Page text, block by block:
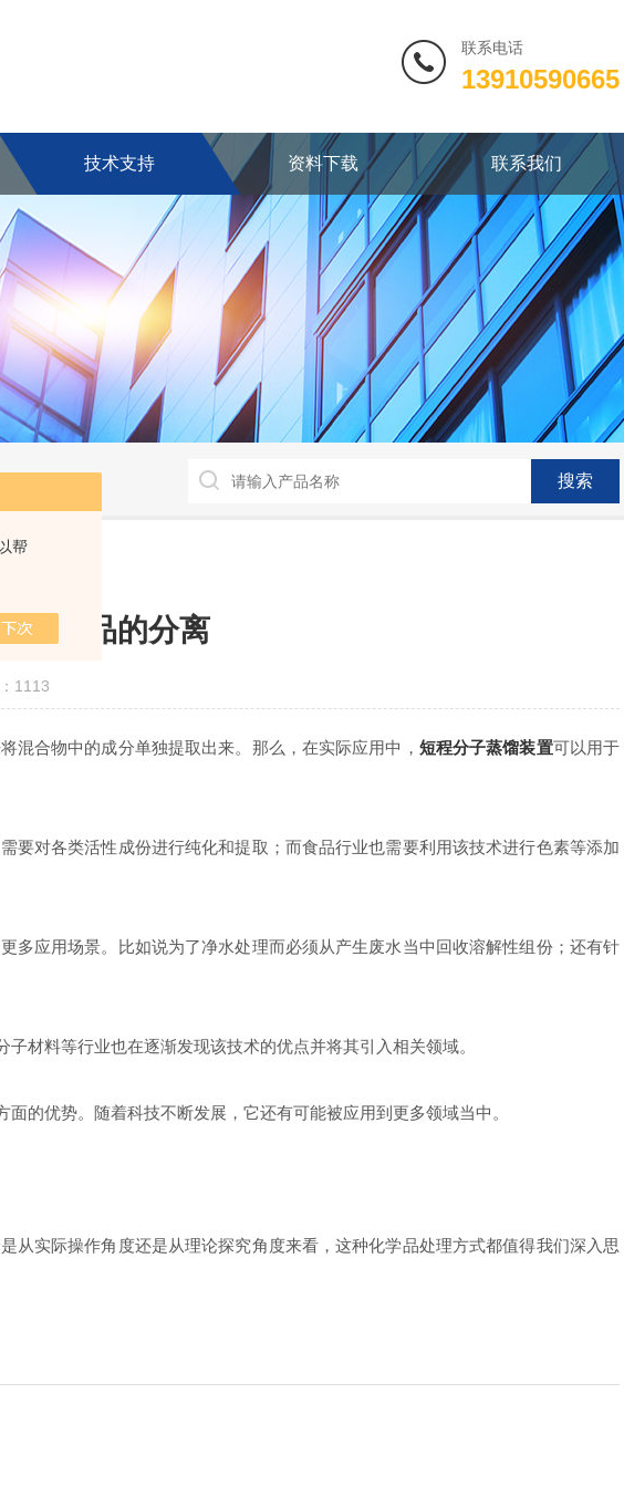
帮
联系电话
13910590665
技术支持 资料下载 联系我们
化学品的分离
1113
合物中的成分单独提取出来。那么，在实际应用中， 短程分子蒸馏装置可以用于
对各类活性成份进行纯化和提取；而食品行业也需要利用该技术进行色素等添加
应用场景。比如说为了净水处理而必须从产生废水当中回收溶解性组份；还有针
料等行业也在逐渐发现该技术的优点并将其引入相关领域。
优势。随着科技不断发展，它还有可能被应用到更多领域当中。
实际操作角度还是从理论探究角度来看，这种化学品处理方式都值得我们深入思